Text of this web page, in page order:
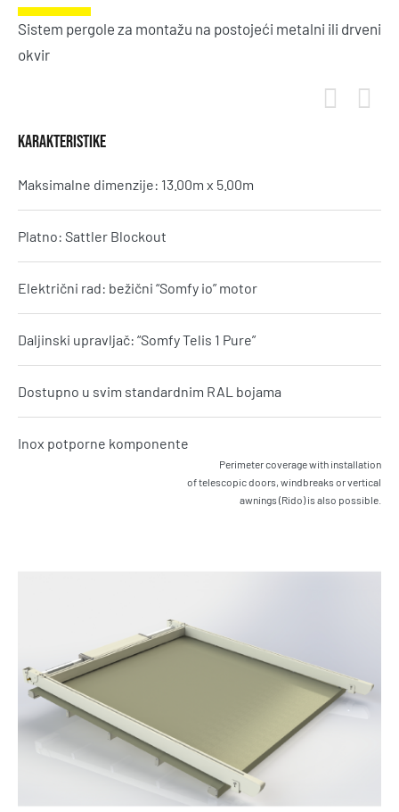
Sistem pergole za montažu na postojeći metalni ili drveni
okvir
KARAKTERISTIKE
Maksimalne dimenzije: 13.00m x 5.00m
Platno: Sattler Blockout
Električni rad: bežični “Somfy io” motor
Daljinski upravljač: “Somfy Telis 1 Pure”
Dostupno u svim standardnim RAL bojama
Inox potporne komponente
Perimeter coverage with installation
of telescopic doors, windbreaks or vertical
awnings (Rido) is also possible.